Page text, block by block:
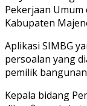
Pekerjaan Umum
Kabupaten
Aplikasi SIMBG
persoalan yang
pemilik
Kepala bidang